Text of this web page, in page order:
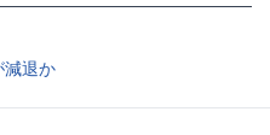
退か